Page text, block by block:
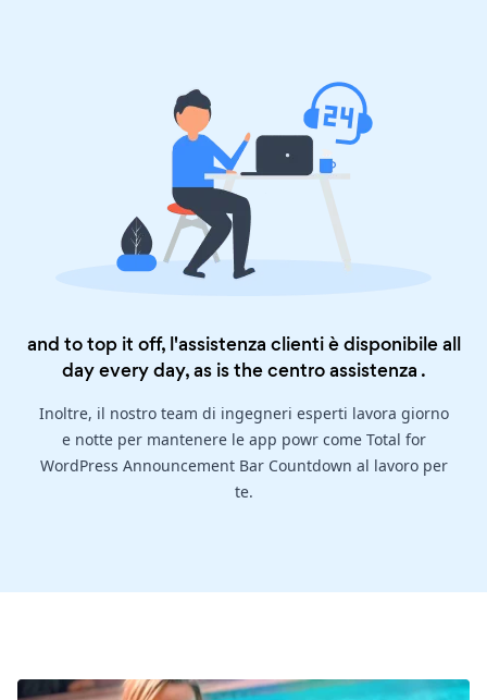
and to top it off, l'assistenza clienti è disponibile all
day every day, as is thecentro assistenza .
Inoltre, il nostro team di ingegneri esperti lavora giorno
e notte per mantenere le app powr come Total for
WordPress Announcement Bar Countdown al lavoro per
te.